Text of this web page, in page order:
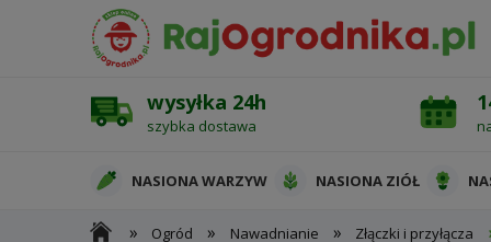
wysyłka 24h
szybka dostawa
NASIONA WARZYW NASIONA ZIÓŁ
OCHRONA ROŚLIN
» Ogród » Nawadnianie » Złączki i przyłącza